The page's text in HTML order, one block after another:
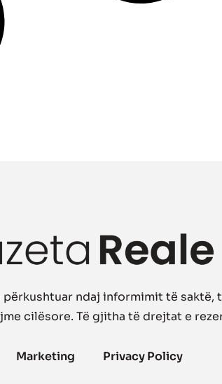
ndaj informimit të
cilësore. Të gjitha të drejtat e
Marketing Privacy Policy